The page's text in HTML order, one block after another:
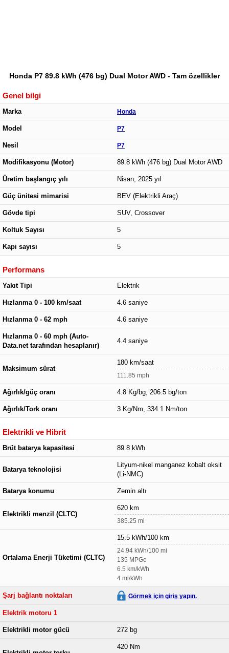
Honda P7 89.8 kWh (476 bg) Dual Motor AWD - Tam özellikler
Genel bilgi
Marka Honda
Model P7
Nesil P7
Modifikasyonu (Motor) 89.8 kWh (476 bg) Dual Motor AWD
Üretim başlangıç yılı Nisan, 2025 yıl
Güç ünitesi mimarisi BEV (Elektrikli Araç)
Gövde tipi SUV, Crossover
Koltuk Sayısı 5
Kapı sayısı 5
Performans
Yakıt Tipi Elektrik
Hızlanma 0 - 100 km/saat 4.6 saniye
Hızlanma 0 - 62 mph 4.6 saniye
Hızlanma 0 - 60 mph (Auto-
Data.net tarafından hesaplanır)
4.4 saniye
Maksimum sürat
180 km/saat
111.85 mph
Ağırlık/güç oranı 4.8 Kg/bg, 206.5 bg/ton
Ağırlık/Tork oranı 3 Kg/Nm, 334.1 Nm/ton
Elektrikli ve Hibrit
Brüt batarya kapasitesi 89.8 kWh
Batarya teknolojisi
Lityum-nikel manganez kobalt oksit
(Li-NMC)
Batarya konumu Zemin altı
Elektrikli menzil (CLTC)
620 km
385.25 mi
Ortalama Enerji Tüketimi (CLTC)
15.5 kWh/100 km
24.94 kWh/100 mi
135 MPGe
6.5 km/kWh
4 mi/kWh
Şarj bağlantı noktaları Görmek için giriş yapın.
Elektrik motoru 1
Elektrikli motor gücü 272 bg
420 Nm